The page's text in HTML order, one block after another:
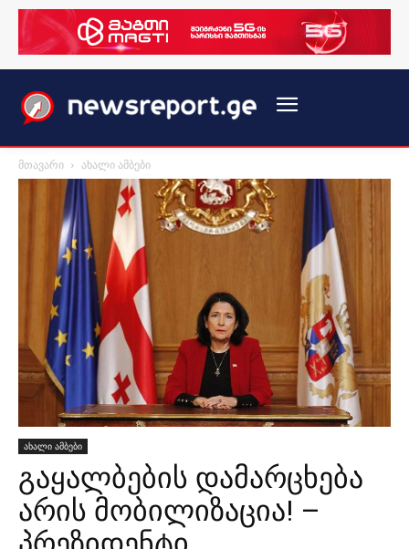
მთავარი ახალი ამბები
ახალი ამბები
გაყალბების დამარცხება
არის მობილიზაცია! –